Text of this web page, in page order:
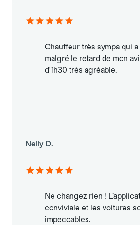
Chauffeur très sympa qui a
malgré le retard de mon
d'1h30 très agréable.
Nelly D.
Ne changez rien !
conviviale et les voitures
impeccables.